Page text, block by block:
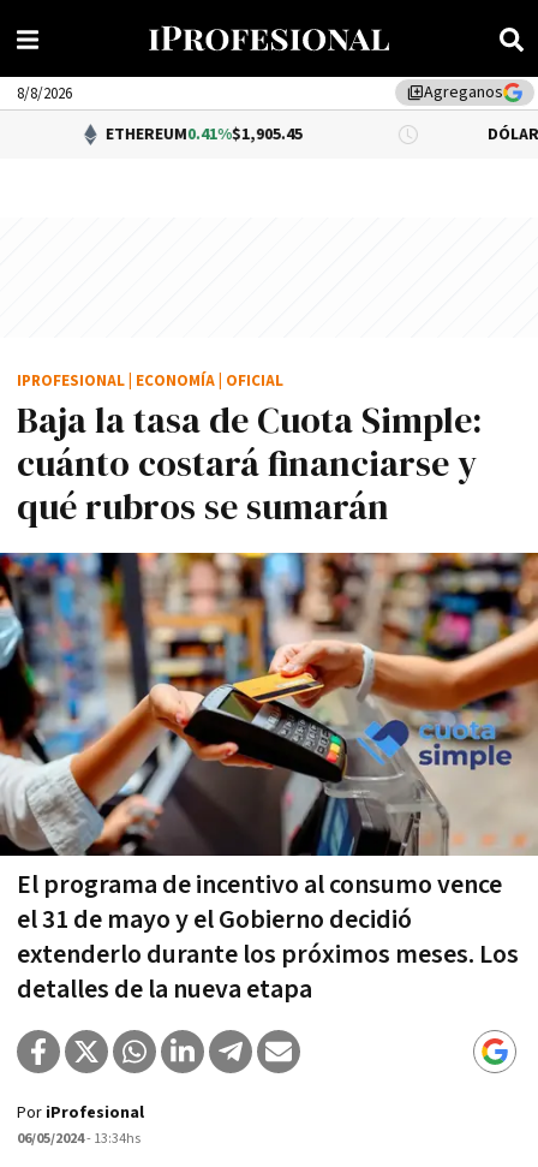
library_addAgreganos
8/8/2026
ETHEREUM0.41%$1,905.45 DÓLAR BNA 0.34%
Baja la tasa de Cuota Simple:
cuánto costará financiarse y
qué rubros se sumarán
El programa de incentivo al consumo vence
el 31 de mayo y el Gobierno decidió
extenderlo durante los próximos meses. Los
detalles de la nueva etapa
IPROFESIONAL ECONOMÍA OFICIAL
Por iProfesional
06/05/2024- 13:34hs